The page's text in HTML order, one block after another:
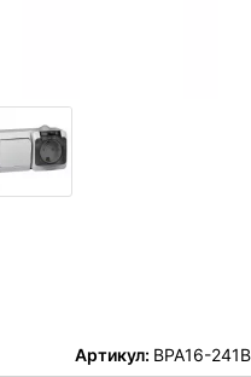
Артикул: BPA16-241B